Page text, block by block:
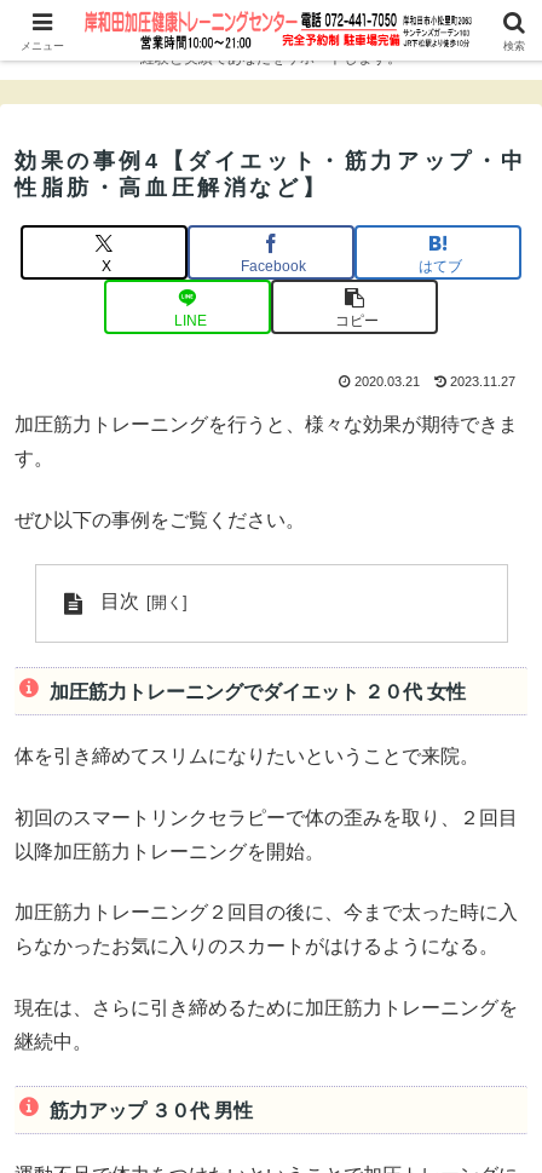
ダイエット、シェイプアップ、筋力アップ、アンチエイジングに！10年以上の
経験と実績であなたをサポートします。
効果の事例4【ダイエット・筋力アップ・中
性脂肪・高血圧解消など】
X Facebook はてブ
LINE コピー
2020.03.21 2023.11.27
加圧筋力トレーニングを行うと、様々な効果が期待できま
す。
ぜひ以下の事例をご覧ください。
目次
加圧筋力トレーニングでダイエット ２０代 女性
体を引き締めてスリムになりたいということで来院。
初回のスマートリンクセラピーで体の歪みを取り、２回目
以降加圧筋力トレーニングを開始。
加圧筋力トレーニング２回目の後に、今まで太った時に入
らなかったお気に入りのスカートがはけるようになる。
現在は、さらに引き締めるために加圧筋力トレーニングを
継続中。
筋力アップ ３０代 男性
メニュー 検索